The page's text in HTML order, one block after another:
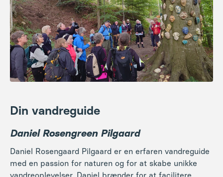
Din vandreguide
Daniel Rosengreen Pilgaard
vandreoplevelser. Daniel brænder for at facilitere
aftryk hos kursisten. Målsætningen er at opnå en
oplevelse af samhørighed - socialt i gruppen, med
naturen og med sig selv, sin krop og sit sind.